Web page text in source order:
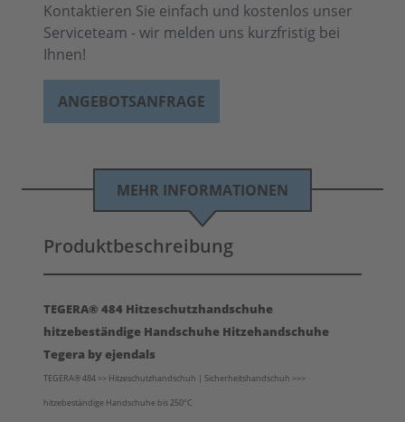
Kontaktieren Sie einfach und kostenlos unser
Serviceteam - wir melden uns kurzfristig bei
Ihnen!
ANGEBOTSANFRAGE
MEHR INFORMATIONEN
Produktbeschreibung
TEGERA® 484 Hitzeschutzhandschuhe
hitzebeständige Handschuhe Hitzehandschuhe
Tegera by ejendals
TEGERA® 484 >> Hitzeschutzhandschuh | Sicherheitshandschuh >>>
hitzebeständige Handschuhe bis 250°C